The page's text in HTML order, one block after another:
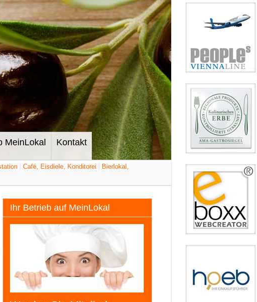
MeinLokal Kontakt
Café, Eisdiele, Konditorei
Bierlokal,
Ihr Betrieb auf MeinLokal